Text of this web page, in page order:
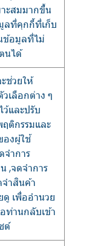
ะสมมากขึ้น
ลที่คุกกี้ที่เก็บ
ข้อมูลที่ไม่
นได้
ช่วยให้
เลือกต่าง ๆ
และปรับ
ติกรรมและ
องผู้ใช้
จำการ
,จดจำการ
ำสินค้า
เพื่ออำนวย
ท่านกลับเข้า
ต์